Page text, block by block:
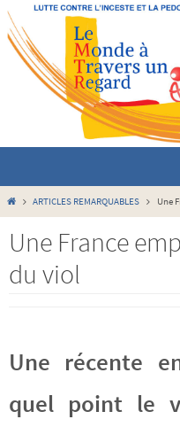
Passer
vers
contenu
HomeARTICLES REMARQUABLES Une
Une France
du viol
Une récente
quel point le